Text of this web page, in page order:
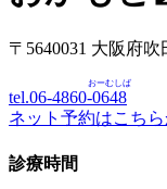
〒5640031 大阪府
tel.06-4860-0648
おーむしば
ネット予約はこちら
診療時間